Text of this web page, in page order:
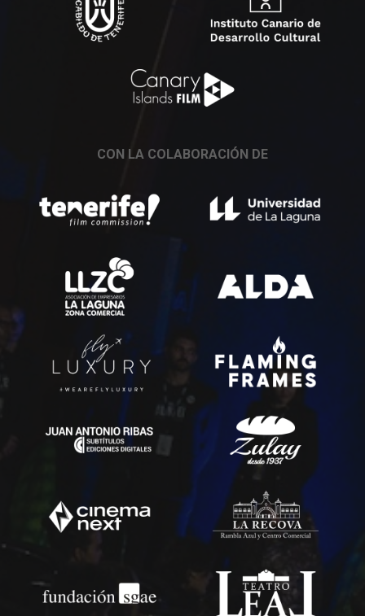
CON LA COLABORACIÓN DE